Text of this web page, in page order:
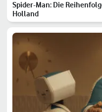
Spider-Man: Die
Holland